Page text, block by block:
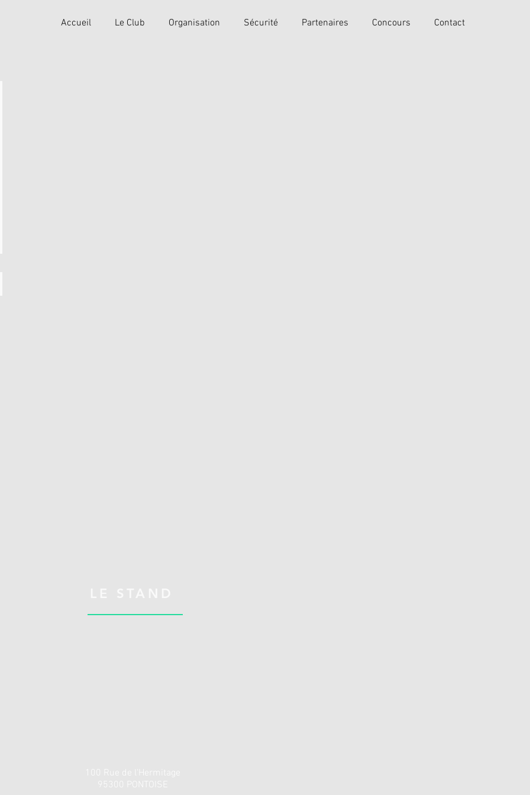
Accueil Le Club Organisation Sécurité Partenaires Concours Contact
100 Rue de l'Hermitage
95300 PONTOISE